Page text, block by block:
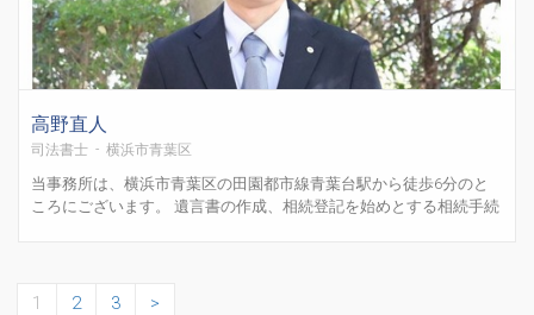
高野直人
司法書士 - 横浜市青葉区
当事務所は、横浜市青葉区の田園都市線青葉台駅から徒歩6分のと
ころにございます。 遺言書の作成、相続登記を始めとする相続手続
1 2 3 >